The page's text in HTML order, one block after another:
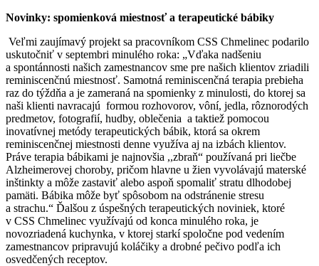
Novinky: spomienková miestnosť a terapeutické bábiky
Veľmi zaujímavý projekt sa pracovníkom CSS Chmelinec podarilo
uskutočniť v septembri minulého roka: „Vďaka nadšeniu
a spontánnosti našich zamestnancov sme pre našich klientov zriadili
reminiscenčnú miestnosť. Samotná reminiscenčná terapia prebieha
raz do týždňa a je zameraná na spomienky z minulosti, do ktorej sa
naši klienti navracajú formou rozhovorov, vôní, jedla, rôznorodých
predmetov, fotografií, hudby, oblečenia a taktiež pomocou
inovatívnej metódy terapeutických bábik, ktorá sa okrem
reminiscenčnej miestnosti denne využíva aj na izbách klientov.
Práve terapia bábikami je najnovšia ,,zbraň“ používaná pri liečbe
Alzheimerovej choroby, pričom hlavne u žien vyvolávajú materské
inštinkty a môže zastaviť alebo aspoň spomaliť stratu dlhodobej
pamäti. Bábika môže byť spôsobom na odstránenie stresu
a strachu.“ Ďalšou z úspešných terapeutických noviniek, ktoré
v CSS Chmelinec využívajú od konca minulého roka, je
novozriadená kuchynka, v ktorej starkí spoločne pod vedením
zamestnancov pripravujú koláčiky a drobné pečivo podľa ich
osvedčených receptov.